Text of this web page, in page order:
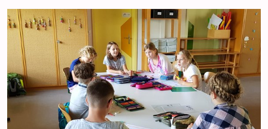
Letzte Lebensphase & Tod
Kirchliche Berufungen & Berufe